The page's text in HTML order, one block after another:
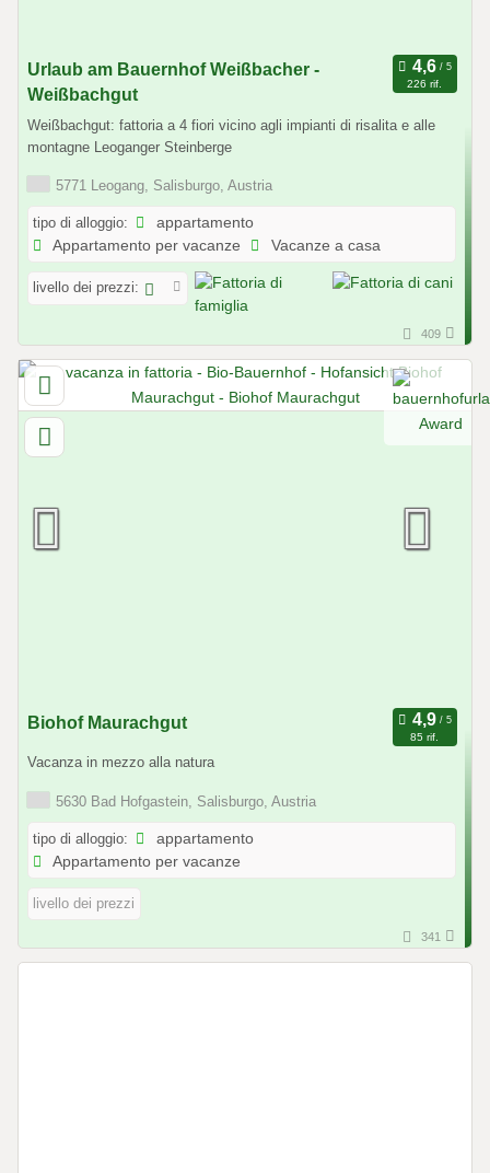
Urlaub am Bauernhof Weißbacher -
Weißbachgut
226 rif.
Weißbachgut: fattoria a 4 fiori vicino agli impianti di risalita e alle
montagne Leoganger Steinberge
5771 Leogang, Salisburgo, Austria
tipo di alloggio:
appartamento
Appartamento per vacanze
Vacanze a casa
livello dei prezzi:
409
Biohof Maurachgut
85 rif.
Vacanza in mezzo alla natura
5630 Bad Hofgastein, Salisburgo, Austria
tipo di alloggio:
appartamento
Appartamento per vacanze
livello dei prezzi
341